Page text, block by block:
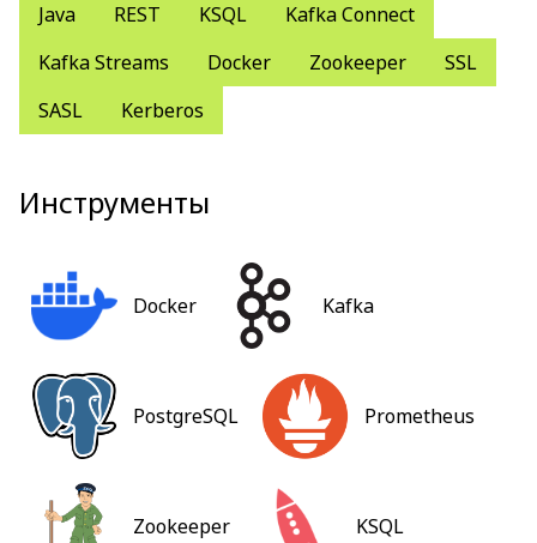
Java
REST KSQL
Kafka Connect
Kafka Streams
Docker Zookeeper
SSL
SASL
Kerberos
Инструменты
Docker Kafka
PostgreSQL Prometheus
Zookeeper KSQL